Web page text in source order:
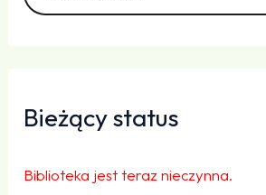
Bieżący status
Biblioteka jest teraz nieczynna.